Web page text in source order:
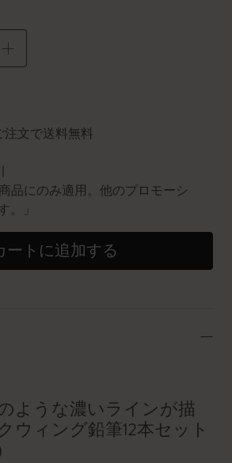
注文で送料無料
品にのみ適用。他のプロモーシ
」
ートに追加する
ような濃いラインが描
ウィング鉛筆12本セット